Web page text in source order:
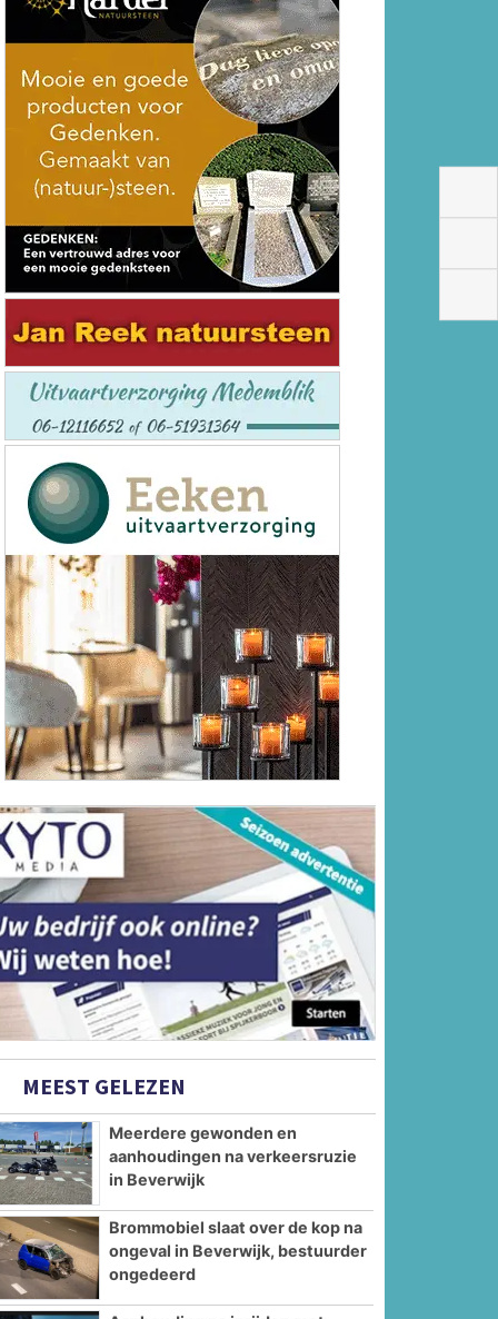
MEEST GELEZEN
Meerdere gewonden en
aanhoudingen na verkeersruzie
in Beverwijk
Brommobiel slaat over de kop na
ongeval in Beverwijk, bestuurder
ongedeerd